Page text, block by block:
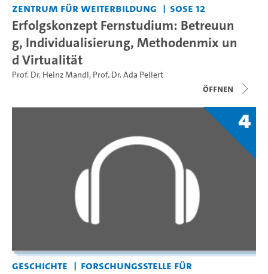
Zentrum für Weiterbildung SoSe 12
Erfolgskonzept Fernstudium: Betreuun
g, Individualisierung, Methodenmix un
d Virtualität
Prof. Dr. Heinz Mandl, Prof. Dr. Ada Pellert
Öffnen
4
Geschichte
Forschungsstelle für